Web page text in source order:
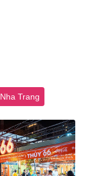
Nha Trang